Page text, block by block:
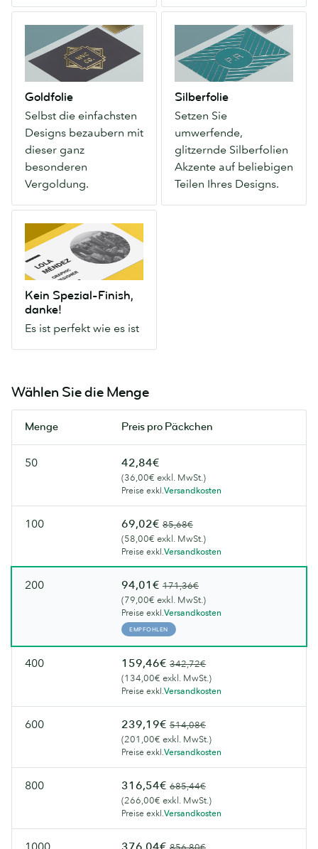
selbst
die
ungedruckten
Teile
Designs
zum
Leben.
Goldfolie
Selbst die einfachsten
Designs bezaubern mit
dieser ganz
besonderen
Vergoldung.
die
einfachsten
bezaubern
mit
dieser
ganz
besonderen
Vergoldung.
Silberfolie
Setzen Sie
umwerfende,
glitzernde Silberfolien
Akzente auf beliebigen
Teilen Ihres Designs.
Sie
umwerfende,
Silberfolien
Akzente
auf
beliebigen
Teilen
Ihres
Designs.
Kein Spezial-Finish,
danke!
Es ist perfekt wie es ist
Spezial-
Finish,
danke!
es
Wählen Sie die Menge
Menge Preis pro Päckchen
50 42,84€
(36,00€ exkl. MwSt.)
Preise exkl.Versandkosten
100 69,02€ 85,68€
(58,00€ exkl. MwSt.)
Preise exkl.Versandkosten
200 94,01€ 171,36€
(79,00€ exkl. MwSt.)
Preise exkl.Versandkosten
EMPFOHLEN
400 159,46€ 342,72€
(134,00€ exkl. MwSt.)
Preise exkl.Versandkosten
600 239,19€ 514,08€
(201,00€ exkl. MwSt.)
Preise exkl.Versandkosten
800 316,54€ 685,44€
(266,00€ exkl. MwSt.)
Preise exkl.Versandkosten